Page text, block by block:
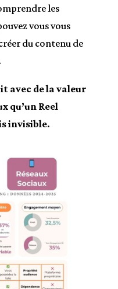
les
vous vous
du contenu de
avec de la valeur
qu’un Reel
invisible.